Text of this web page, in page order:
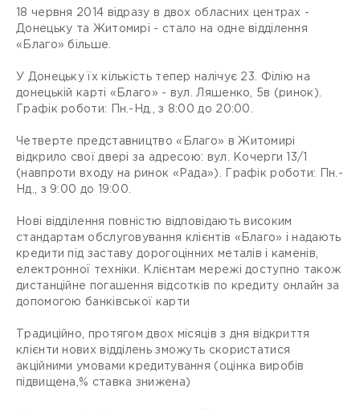
18 червня 2014 відразу в двох обласних центрах -
Донецьку та Житомирі - стало на одне відділення
«Благо» більше.
У Донецьку їх кількість тепер налічує 23. Філію на
донецькій карті «Благо» - вул. Ляшенко, 5в (ринок).
Графік роботи: Пн.-Нд., з 8:00 до 20:00.
Четверте представництво «Благо» в Житомирі
відкрило свої двері за адресою: вул. Кочерги 13/1
(навпроти входу на ринок «Рада»). Графік роботи: Пн.-
Нд., з 9:00 до 19:00.
Нові відділення повністю відповідають високим
стандартам обслуговування клієнтів «Благо» і надають
кредити під заставу дорогоцінних металів і каменів,
електронної техніки. Клієнтам мережі доступно також
дистанційне погашення відсотків по кредиту онлайн за
допомогою банківської карти
Традиційно, протягом двох місяців з дня відкриття
клієнти нових відділень зможуть скористатися
акційними умовами кредитування (оцінка виробів
підвищена,% ставка знижена)